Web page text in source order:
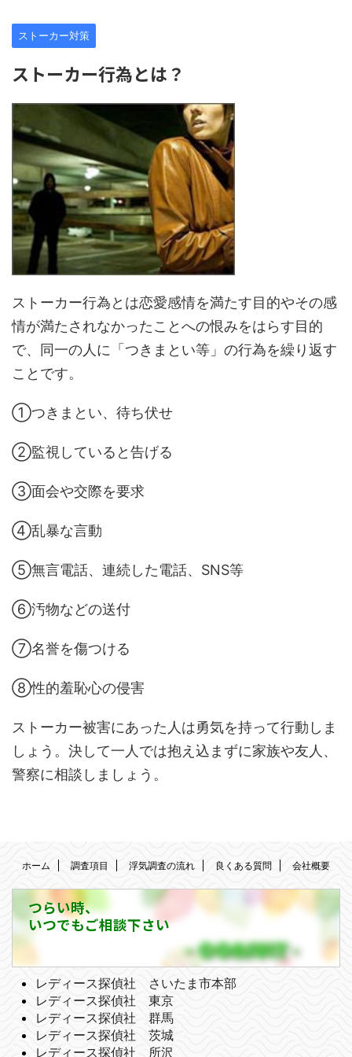
ストーカー対策
ストーカー行為とは？
ストーカー行為とは恋愛感情を満たす目的やその感
情が満たされなかったことへの恨みをはらす目的
で、同一の人に「つきまとい等」の行為を繰り返す
ことです。
①つきまとい、待ち伏せ
②監視していると告げる
③面会や交際を要求
④乱暴な言動
⑤無言電話、連続した電話、SNS等
⑥汚物などの送付
⑦名誉を傷つける
⑧性的羞恥心の侵害
ストーカー被害にあった人は勇気を持って行動しま
しょう。決して一人では抱え込まずに家族や友人、
警察に相談しましょう。
ホーム 調査項目 浮気調査の流れ 良くある質問 会社概要
つらい時、
いつでもご相談下さい
レディース探偵社 さいたま市本部
レディース探偵社 東京
レディース探偵社 群馬
レディース探偵社 茨城
レディース探偵社 所沢